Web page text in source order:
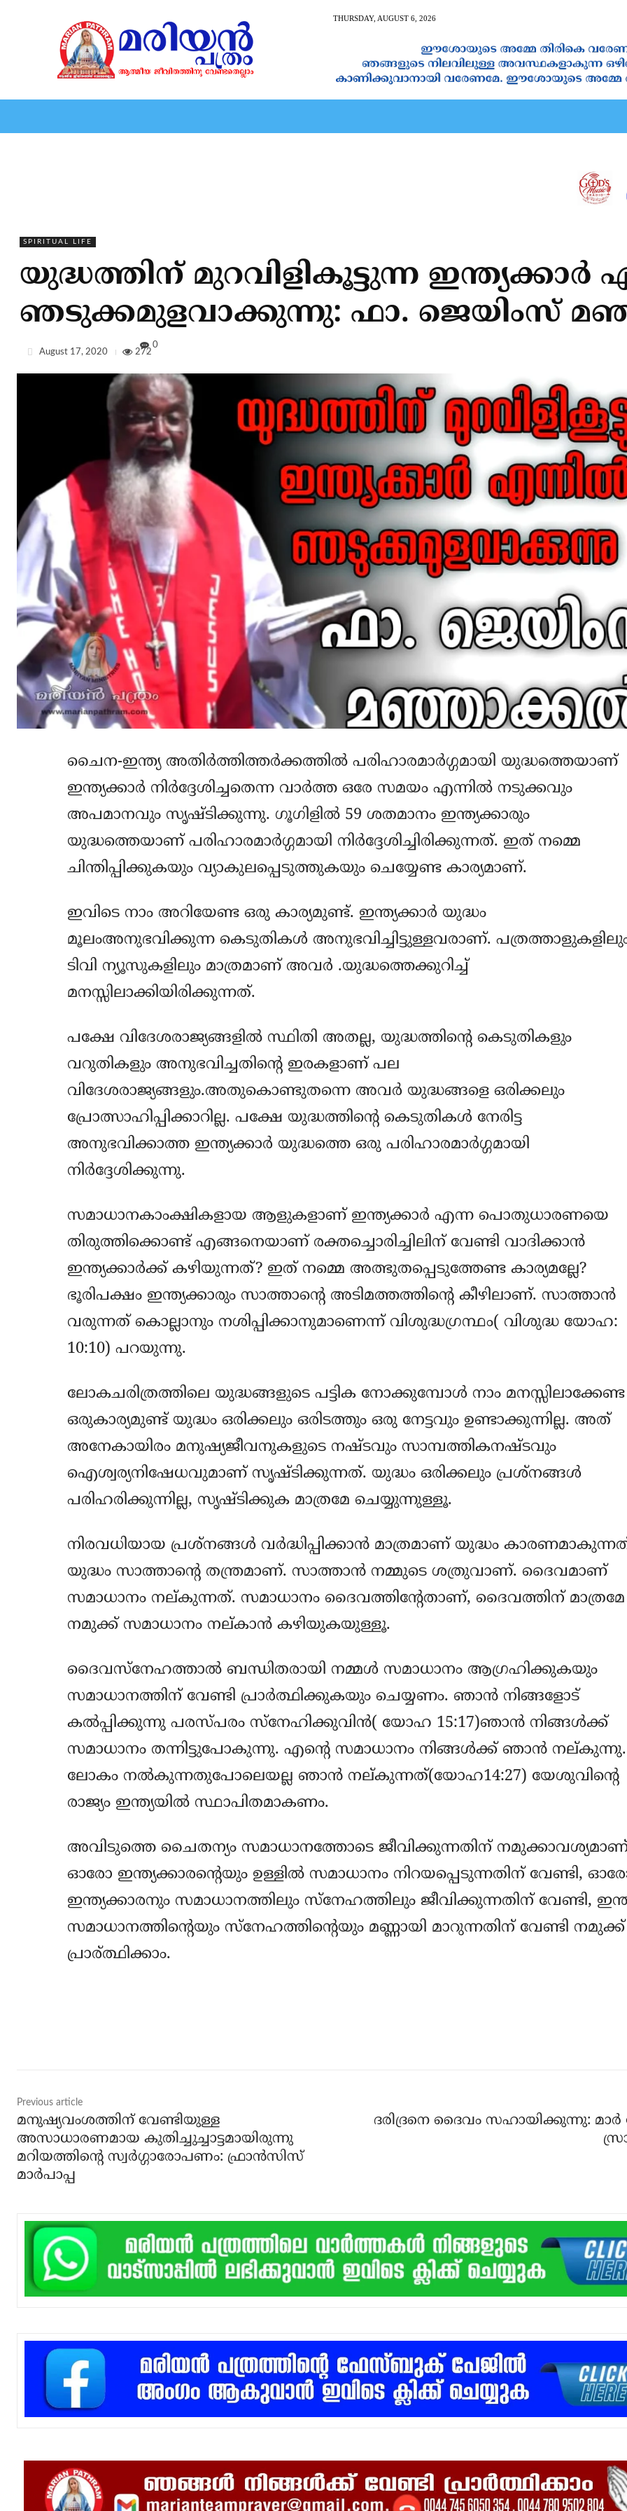
THURSDAY, AUGUST 6, 2026
SPIRITUAL LIFE
യുദ്ധത്തിന് മുറവിളികൂട്ടുന്ന ഇന്ത്യക്കാര്‍
ഞടുക്കമുളവാക്കുന്നു: ഫാ. ജെയിംസ്
August 17, 2020 272
0
ചൈന-ഇന്ത്യ അതിര്‍ത്തിത്തര്‍ക്കത്തില്‍ പരിഹാരമാര്‍ഗ്ഗമായി യുദ്ധത്തെയാണ്
ഇന്ത്യക്കാര്‍ നിര്‍ദ്ദേശിച്ചതെന്ന വാര്‍ത്ത ഒരേ സമയം എന്നില്‍ നടുക്കവും
അപമാനവും സൃഷ്ടിക്കുന്നു. ഗൂഗിളില്‍ 59 ശതമാനം ഇന്ത്യക്കാരും
യുദ്ധത്തെയാണ് പരിഹാരമാര്‍ഗ്ഗമായി നിര്‍ദ്ദേശിച്ചിരിക്കുന്നത്. ഇത് നമ്മെ
ചിന്തിപ്പിക്കുകയും വ്യാകുലപ്പെടുത്തുകയും ചെയ്യേണ്ട കാര്യമാണ്.
ഇവിടെ നാം അറിയേണ്ട ഒരു കാര്യമുണ്ട്. ഇന്ത്യക്കാര്‍ യുദ്ധം
മൂലംഅനുഭവിക്കുന്ന കെടുതികള്‍ അനുഭവിച്ചിട്ടുള്ളവരാണ്.
ടിവി ന്യൂസുകളിലും മാത്രമാണ് അവര്‍ .യുദ്ധത്തെക്കുറിച്ച്
മനസ്സിലാക്കിയിരിക്കുന്നത്.
പക്ഷേ വിദേശരാജ്യങ്ങളില്‍ സ്ഥിതി അതല്ല, യുദ്ധത്തിന്റെ കെടുതികളും
വറുതികളും അനുഭവിച്ചതിന്റെ ഇരകളാണ് പല
വിദേശരാജ്യങ്ങളും.അതുകൊണ്ടുതന്നെ അവര്‍ യുദ്ധങ്ങളെ ഒരിക്കലും
പ്രോത്സാഹിപ്പിക്കാറില്ല. പക്ഷേ യുദ്ധത്തിന്റെ കെടുതികള്‍ നേരിട്ട
അനുഭവിക്കാത്ത ഇന്ത്യക്കാര്‍ യുദ്ധത്തെ ഒരു പരിഹാരമാര്‍ഗ്ഗമായി
നിര്‍ദ്ദേശിക്കുന്നു.
സമാധാനകാംക്ഷികളായ ആളുകളാണ് ഇന്ത്യക്കാര്‍ എന്ന പൊതുധാരണയെ
തിരുത്തിക്കൊണ്ട് എങ്ങനെയാണ് രക്തച്ചൊരിച്ചിലിന് വേണ്ടി വാദിക്കാന്‍
ഇന്ത്യക്കാര്‍ക്ക് കഴിയുന്നത്? ഇത് നമ്മെ അത്ഭുതപ്പെടുത്തേണ്ട കാര്യമല്ലേ?
ഭൂരിപക്ഷം ഇന്ത്യക്കാരും സാത്താന്റെ അടിമത്തത്തിന്റെ കീഴിലാണ്. സാത്താന്‍
വരുന്നത് കൊല്ലാനും നശിപ്പിക്കാനുമാണെന്ന് വിശുദ്ധഗ്രന്ഥം( വിശുദ്ധ യോഹ:
10:10) പറയുന്നു.
ലോകചരിത്രത്തിലെ യുദ്ധങ്ങളുടെ പട്ടിക നോക്കുമ്പോള്‍ നാം മനസ്സിലാക്കേണ്ട
ഒരുകാര്യമുണ്ട് യുദ്ധം ഒരിക്കലും ഒരിടത്തും ഒരു നേട്ടവും ഉണ്ടാക്കുന്നില്ല. അത്
അനേകായിരം മനുഷ്യജീവനുകളുടെ നഷ്ടവും സാമ്പത്തികനഷ്ടവും
ഐശ്വര്യനിഷേധവുമാണ് സൃഷ്ടിക്കുന്നത്. യുദ്ധം ഒരിക്കലും പ്രശ്‌നങ്ങള്‍
പരിഹരിക്കുന്നില്ല, സൃഷ്ടിക്കുക മാത്രമേ ചെയ്യുന്നുള്ളൂ.
നിരവധിയായ പ്രശ്‌നങ്ങള്‍ വര്‍ദ്ധിപ്പിക്കാന്‍ മാത്രമാണ് യുദ്ധം
യുദ്ധം സാത്താന്റെ തന്ത്രമാണ്. സാത്താന്‍ നമ്മുടെ ശത്രുവാണ്. ദൈവമാണ്
സമാധാനം നല്കുന്നത്. സമാധാനം ദൈവത്തിന്റേതാണ്, ദൈവത്തിന് മാത്രമേ
നമുക്ക് സമാധാനം നല്കാന്‍ കഴിയുകയുള്ളൂ.
ദൈവസ്‌നേഹത്താല്‍ ബന്ധിതരായി നമ്മള്‍ സമാധാനം ആഗ്രഹിക്കുകയും
സമാധാനത്തിന് വേണ്ടി പ്രാര്‍ത്ഥിക്കുകയും ചെയ്യണം. ഞാന്‍ നിങ്ങളോട്
കല്‍പ്പിക്കുന്നു പരസ്പരം സ്‌നേഹിക്കുവിന്‍( യോഹ 15:17)ഞാന്‍ നിങ്ങള്‍ക്ക്
സമാധാനം തന്നിട്ടുപോകുന്നു. എന്റെ സമാധാനം നിങ്ങള്‍ക്ക് ഞാന്‍ നല്കുന്നു.
ലോകം നല്‍കുന്നതുപോലെയല്ല ഞാന്‍ നല്കുന്നത്(യോഹ14:27) യേശുവിന്റെ
രാജ്യം ഇന്ത്യയില്‍ സ്ഥാപിതമാകണം.
അവിടുത്തെ ചൈതന്യം സമാധാനത്തോടെ ജീവിക്കുന്നതിന്
ഓരോ ഇന്ത്യക്കാരന്റെയും ഉള്ളില്‍ സമാധാനം നിറയപ്പെടുന്നതിന് വേണ്ടി,
ഇന്ത്യക്കാരനും സമാധാനത്തിലും സ്‌നേഹത്തിലും ജീവിക്കുന്നതിന് വേണ്ടി,
സമാധാനത്തിന്റെയും സ്‌നേഹത്തിന്റെയും മണ്ണായി മാറുന്നതിന് വേണ്ടി നമുക്ക്
പ്രാര്ത്ഥിക്കാം.
Previous article
മനുഷ്യവംശത്തിന് വേണ്ടിയുള്ള
അസാധാരണമായ കുതിച്ചുച്ചാട്ടമായിരുന്നു
മറിയത്തിന്റെ സ്വര്‍ഗ്ഗാരോപണം: ഫ്രാന്‍സിസ്
മാര്‍പാപ്പ
ദരിദ്രനെ ദൈവം സഹായിക്കുന്നു: